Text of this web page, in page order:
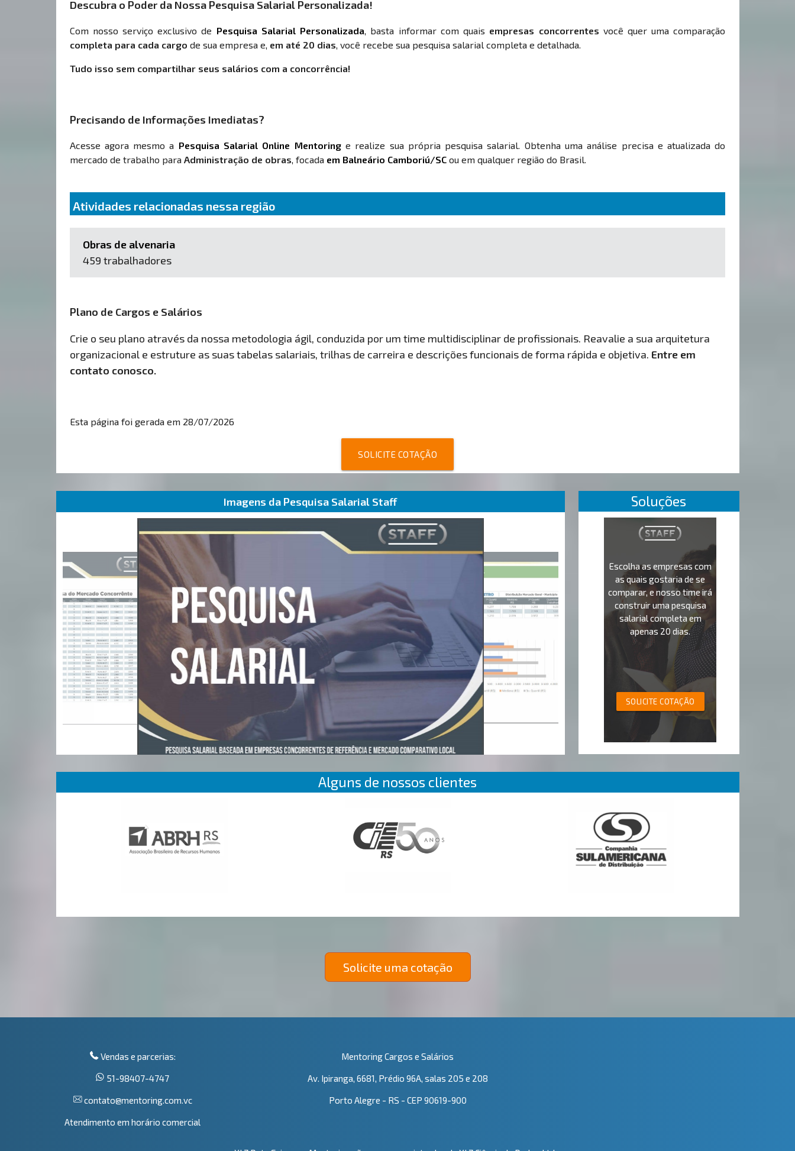
Descubra o Poder da Nossa Pesquisa Salarial Personalizada!
Com nosso serviço exclusivo de Pesquisa Salarial Personalizada, basta informar com quais empresas concorrentes você quer uma comparação
completa para cada cargo de sua empresa e, em até 20 dias, você recebe sua pesquisa salarial completa e detalhada.
Tudo isso sem compartilhar seus salários com a concorrência!
Precisando de Informações Imediatas?
Acesse agora mesmo a Pesquisa Salarial Online Mentoringe realize sua própria pesquisa salarial. Obtenha uma análise precisa e atualizada do
mercado de trabalho para Administração de obras, focada em Balneário Camboriú/SCou em qualquer região do Brasil.
Atividades relacionadas nessa região
Obras de alvenaria
459 trabalhadores
Plano de Cargos e Salários
Crie o seu plano através da nossa metodologia ágil, conduzida por um time multidisciplinar de profissionais. Reavalie a sua arquitetura
organizacional e estruture as suas tabelas salariais, trilhas de carreira e descrições funcionais de forma rápida e objetiva. Entre em
contato conosco.
Esta página foi gerada em 28/07/2026
SOLICITE COTAÇÃO
Imagens da Pesquisa Salarial Staff Soluções
Escolha as empresas com
as quais gostaria de se
comparar, e nosso time irá
construir uma pesquisa
salarial completa em
apenas 20 dias.
SOLICITE COTAÇÃO
Alguns de nossos clientes
Solicite uma cotação
Vendas e parcerias:
51-98407-4747
contato@mentoring.com.vc
Atendimento em horário comercial
Mentoring Cargos e Salários
Av. Ipiranga, 6681, Prédio 96A, salas 205 e 208
Porto Alegre - RS - CEP 90619-900